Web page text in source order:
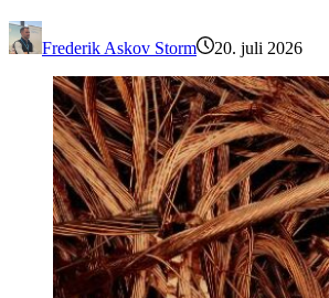
Frederik Askov Storm 20. juli 2026